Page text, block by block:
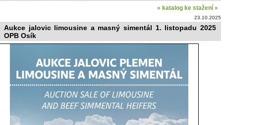
» katalog ke stažení »
23.10.2025
Aukce jalovic limousine a masný simentál 1. listopadu 2025
OPB Osík